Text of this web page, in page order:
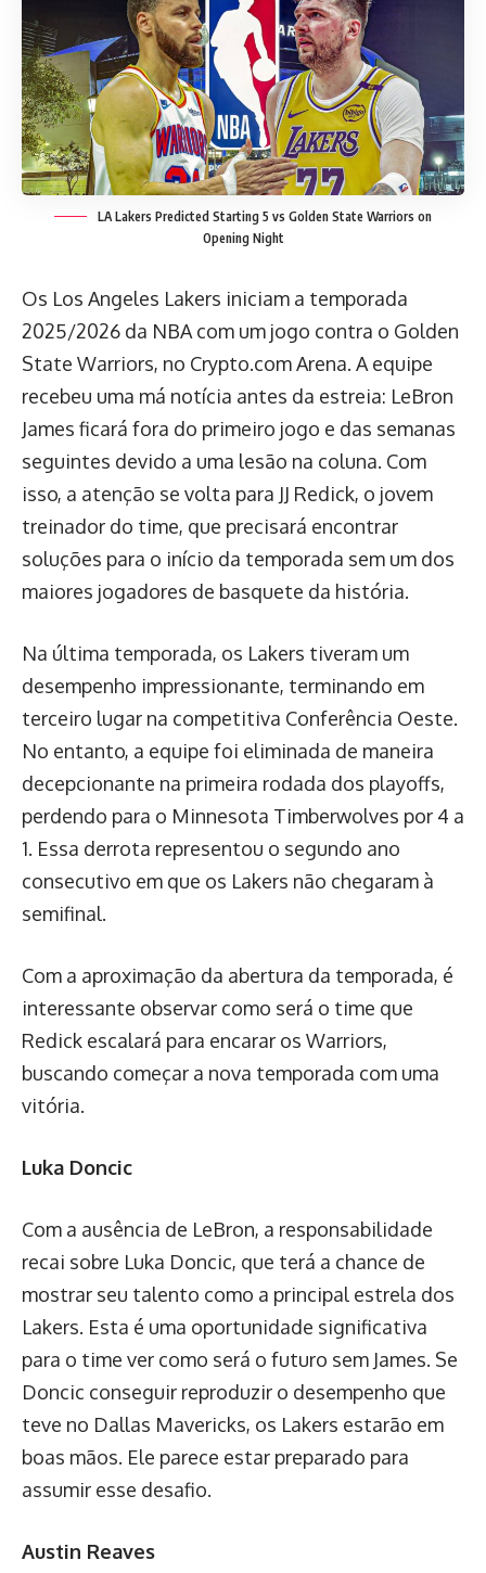
LA Lakers Predicted Starting 5 vs Golden State Warriors on
Opening Night
Os Los Angeles Lakers iniciam a temporada
2025/2026 da NBA com um jogo contra o Golden
State Warriors, no Crypto.com Arena. A equipe
recebeu uma má notícia antes da estreia: LeBron
James ficará fora do primeiro jogo e das semanas
seguintes devido a uma lesão na coluna. Com
isso, a atenção se volta para JJ Redick, o jovem
treinador do time, que precisará encontrar
soluções para o início da temporada sem um dos
maiores jogadores de basquete da história.
Na última temporada, os Lakers tiveram um
desempenho impressionante, terminando em
terceiro lugar na competitiva Conferência Oeste.
No entanto, a equipe foi eliminada de maneira
decepcionante na primeira rodada dos playoffs,
perdendo para o Minnesota Timberwolves por 4 a
1. Essa derrota representou o segundo ano
consecutivo em que os Lakers não chegaram à
semifinal.
Com a aproximação da abertura da temporada, é
interessante observar como será o time que
Redick escalará para encarar os Warriors,
buscando começar a nova temporada com uma
vitória.
Luka Doncic
Com a ausência de LeBron, a responsabilidade
recai sobre Luka Doncic, que terá a chance de
mostrar seu talento como a principal estrela dos
Lakers. Esta é uma oportunidade significativa
para o time ver como será o futuro sem James. Se
Doncic conseguir reproduzir o desempenho que
teve no Dallas Mavericks, os Lakers estarão em
boas mãos. Ele parece estar preparado para
assumir esse desafio.
Austin Reaves